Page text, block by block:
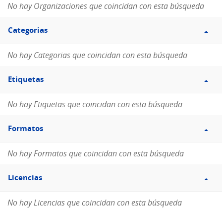
No hay Organizaciones que coincidan con esta búsqueda
Filtro
Categorias
Categorias
No hay Categorias que coincidan con esta búsqueda
Filtro
Etiquetas
Etiquetas
No hay Etiquetas que coincidan con esta búsqueda
Filtro
Formatos
Formatos
No hay Formatos que coincidan con esta búsqueda
Filtro
Licencias
Licencias
No hay Licencias que coincidan con esta búsqueda